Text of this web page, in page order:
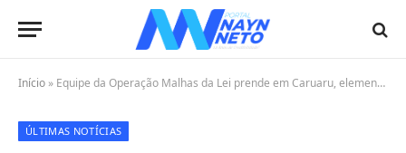
Início » Equipe da Operação Malhas da Lei prende em Caruaru, elementos que atearam fogo em viatura da Polícia Científica
ÚLTIMAS NOTÍCIAS